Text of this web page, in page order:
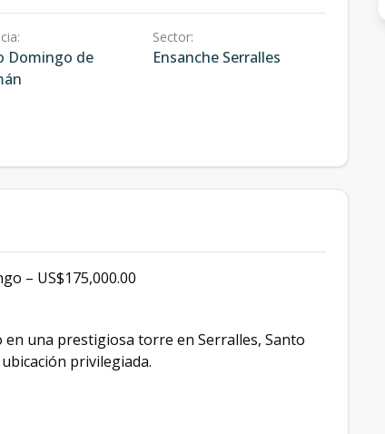
:
Domingo de
Sector:
Ensanche Serralles
– US$175,000.00
una prestigiosa torre en Serralles, Santo
privilegiada.